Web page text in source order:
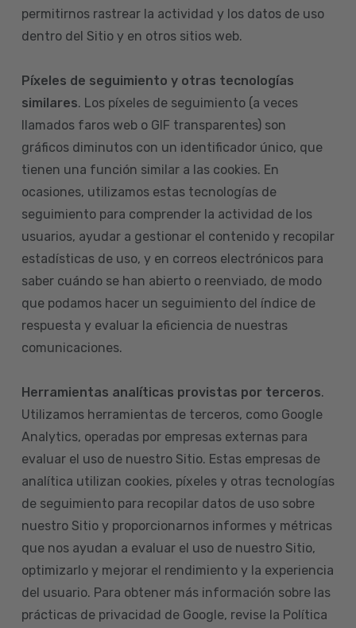
permitirnos rastrear la actividad y los datos de uso
dentro del Sitio y en otros sitios web.
Píxeles de seguimiento y otras tecnologías
similares. Los píxeles de seguimiento (a veces
llamados faros web o GIF transparentes) son
gráficos diminutos con un identificador único, que
tienen una función similar a las cookies. En
ocasiones, utilizamos estas tecnologías de
seguimiento para comprender la actividad de los
usuarios, ayudar a gestionar el contenido y recopilar
estadísticas de uso, y en correos electrónicos para
saber cuándo se han abierto o reenviado, de modo
que podamos hacer un seguimiento del índice de
respuesta y evaluar la eficiencia de nuestras
comunicaciones.
Herramientas analíticas provistas por terceros.
Utilizamos herramientas de terceros, como Google
Analytics, operadas por empresas externas para
evaluar el uso de nuestro Sitio. Estas empresas de
analítica utilizan cookies, píxeles y otras tecnologías
de seguimiento para recopilar datos de uso sobre
nuestro Sitio y proporcionarnos informes y métricas
que nos ayudan a evaluar el uso de nuestro Sitio,
optimizarlo y mejorar el rendimiento y la experiencia
del usuario. Para obtener más información sobre las
prácticas de privacidad de Google, revise la Política